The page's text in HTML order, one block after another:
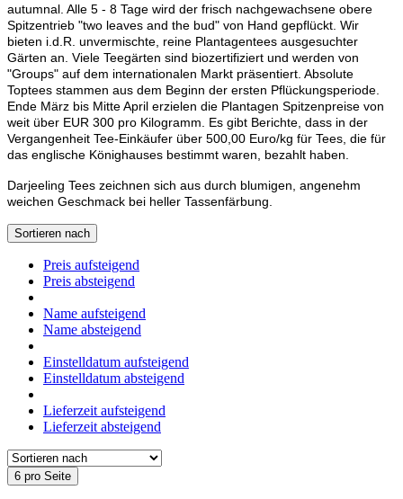
autumnal. Alle 5 - 8 Tage wird der frisch nachgewachsene obere
Spitzentrieb "two leaves and the bud" von Hand gepflückt. Wir
bieten i.d.R. unvermischte, reine Plantagentees ausgesuchter
Gärten an. Viele Teegärten sind biozertifiziert und werden von
"Groups" auf dem internationalen Markt präsentiert. Absolute
Toptees stammen aus dem Beginn der ersten Pflückungsperiode.
Ende März bis Mitte April erzielen die Plantagen Spitzenpreise von
weit über EUR 300 pro Kilogramm. Es gibt Berichte, dass in der
Vergangenheit Tee-Einkäufer über 500,00 Euro/kg für Tees, die für
das englische Könighauses bestimmt waren, bezahlt haben.
Darjeeling Tees zeichnen sich aus durch blumigen, angenehm
weichen Geschmack bei heller Tassenfärbung.
Sortieren nach
Preis aufsteigend
Preis absteigend
Name aufsteigend
Name absteigend
Einstelldatum aufsteigend
Einstelldatum absteigend
Lieferzeit aufsteigend
Lieferzeit absteigend
6 pro Seite